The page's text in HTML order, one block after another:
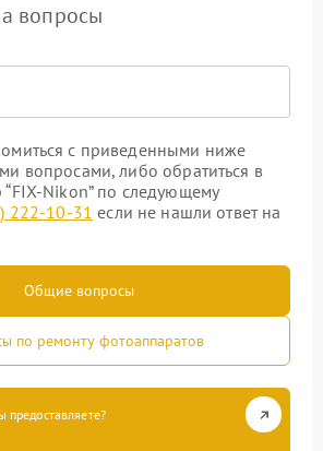
вопросы
с приведенными ниже
вопросами, либо обратиться в
Nikon” по следующему
222-10-31 если не нашли ответ на
Общие вопросы
по ремонту фотоаппаратов